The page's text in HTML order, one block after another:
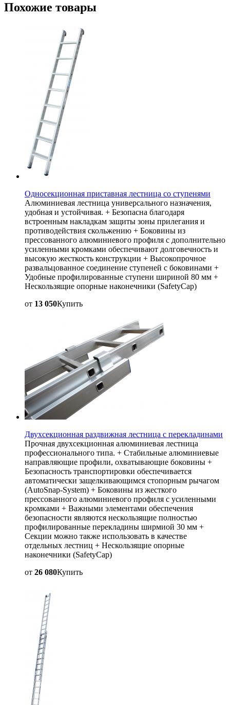
Похожие товары
Односекционная приставная лестница со ступенями
Алюминиевая лестница универсального назначения,
удобная и устойчивая. + Безопасна благодаря
встроенным накладкам защиты зоны прилегания и
противодействия скольжению + Боковины из
прессованного алюминиевого профиля с дополнительно
усиленными кромками обеспечивают долговечность и
высокую жесткость конструкции + Высокопрочное
развальцованное соединение ступеней с боковинами +
Удобные профилированные ступени шириной 80 мм +
Нескользящие опорные наконечники (SafetyCap)
от 13 050Купить
Двухсекционная раздвижная лестница с перекладинами
Прочная двухсекционная алюминиевая лестница
профессионального типа. + Стабильные алюминиевые
направляющие профили, охватывающие боковины +
Безопасность транспортировки обеспечивается
автоматически защелкивающимся стопорным рычагом
(AutoSnap-System) + Боковины из жесткого
прессованного алюминиевого профиля с усиленными
кромками + Важными элементами обеспечения
безопасности являются нескользящие полностью
профилированные перекладины ширмиой 30 мм +
Секции можно также использовать в качестве
отдельных лестниц + Нескользящие опорные
наконечники (SafetyCap)
от 26 080Купить